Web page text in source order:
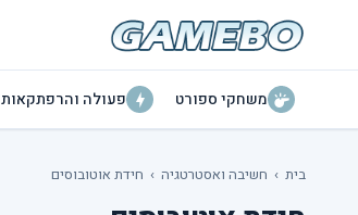
משחקי ספורט פעולה והרפתקאות
בית › חשיבה ואסטרטגיה › חידת אוטובוסים